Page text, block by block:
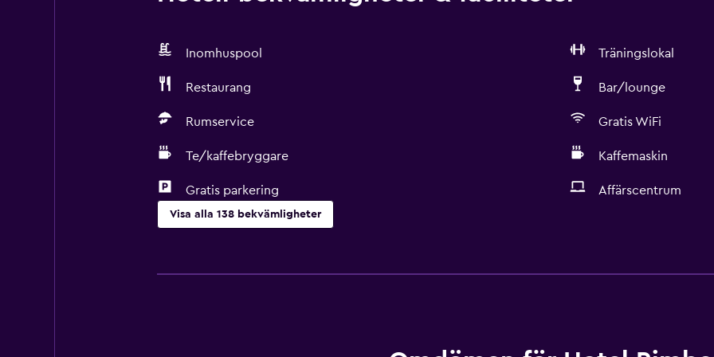
Inomhuspool Träningslokal
Restaurang Bar/lounge
Rumservice Gratis WiFi
Te/kaffebryggare Kaffemaskin
Gratis parkering Affärscentrum
Visa alla 138 bekvämligheter
Fönster
Hela enheten ligger på
Fjäderfri kudde